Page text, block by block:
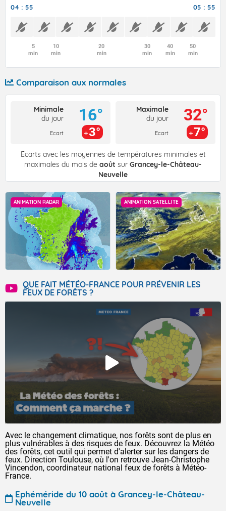
04 : 55 05 : 55
5
min
10
min
20
min
30
min
40
min
50
min
Comparaison aux normales
Minimale
du jour
Ecart
16°
3°
Maximale
du jour
Ecart
32°
7°
Écarts avec les moyennes de températures minimales et
maximales du mois de août sur Grancey-le-Château-
Neuvelle
ANIMATION RADAR ANIMATION SATELLITE
QUE FAIT MÉTÉO-FRANCE POUR PRÉVENIR LES
FEUX DE FORÊTS ?
Avec le changement climatique, nos forêts sont de plus en
plus vulnérables à des risques de feux. Découvrez la Météo
des forêts, cet outil qui permet d'alerter sur les dangers de
feux. Direction Toulouse, où l'on retrouve Jean-Christophe
Vincendon, coordinateur national feux de forêts à Météo-
France.
Ephéméride du 10 août à Grancey-le-Château-
Neuvelle